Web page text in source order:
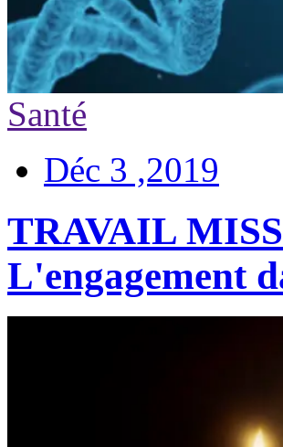
Santé
Déc 3 ,2019
TRAVAIL
L'engagement